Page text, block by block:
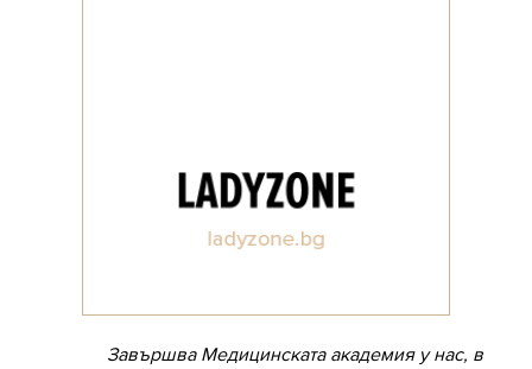
Завършва Медицинската академия у нас, в